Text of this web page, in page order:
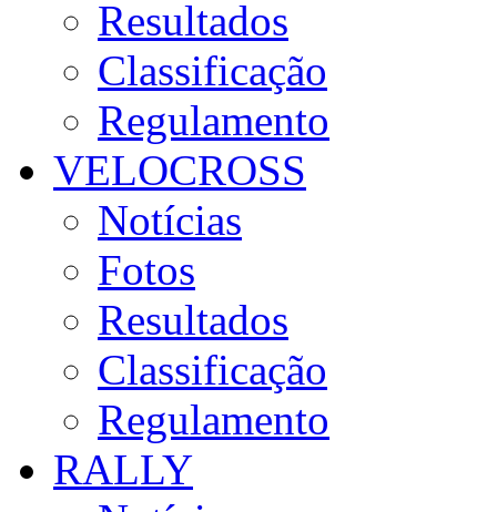
Resultados
Classificação
Regulamento
VELOCROSS
Notícias
Fotos
Resultados
Classificação
Regulamento
RALLY